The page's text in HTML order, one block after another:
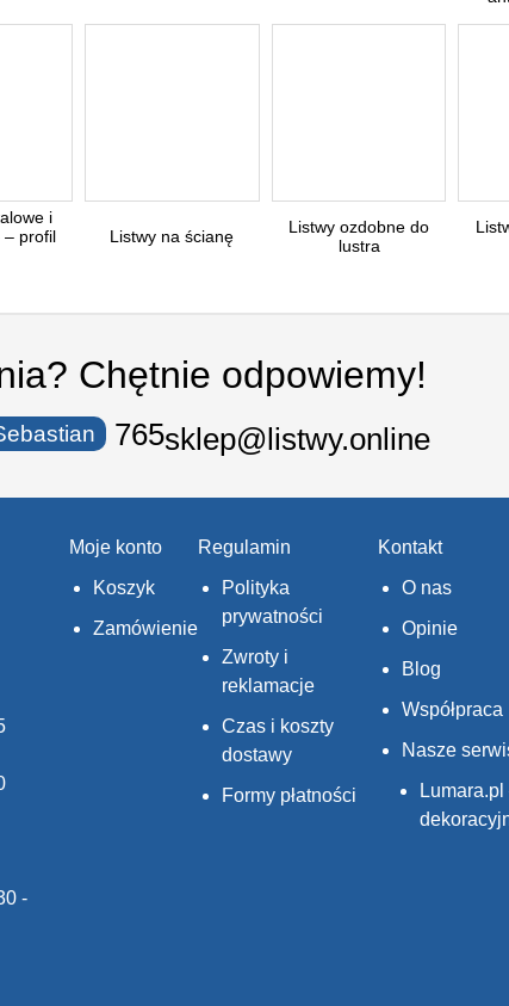
i
– profil
Listwy na ścianę
Listwy ozdobne do
lustra
Chętnie odpowiemy!
550 765sklep@listwy.online
-
Moje konto
Koszyk
Zamówienie
Regulamin
Polityka
prywatności
Zwroty i
reklamacje
Czas i koszty
dostawy
Formy płatności
Kontakt
O nas
Opinie
Blog
Współpraca
Nasze